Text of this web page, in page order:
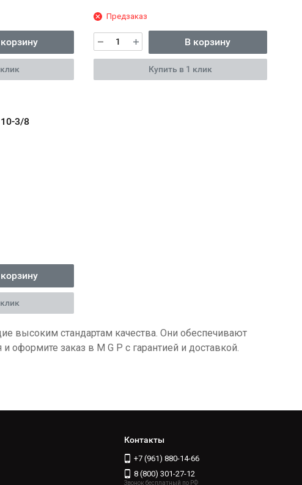
Предзаказ
В корзину
Купить в 1 клик
3/8
высоким стандартам качества. Они обеспечивают
оформите заказ в M G P с гарантией и доставкой.
Контакты
+7 (961) 880-14-66
8 (800) 301-27-12
Звонок бесплатный по РФ